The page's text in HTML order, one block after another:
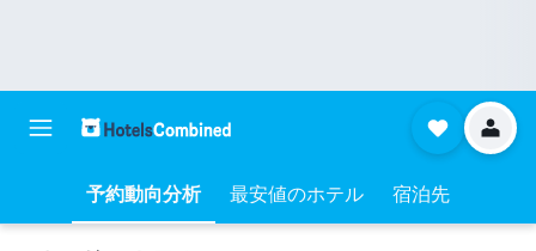
予約動向分析 最安値のホテル 宿泊先